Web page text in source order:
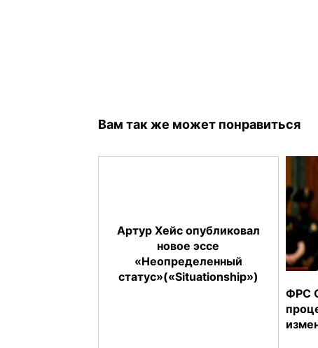
Вам так же может понравиться
Артур Хейс опубликовал
новое эссе
«Неопределенный
статус»(«Situationship»)
ФРС